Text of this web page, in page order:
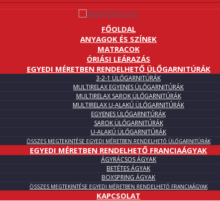
FŐOLDAL
ANYAGOK ÉS SZÍNEK
MATRACOK
ÓRIÁSI LEÁRAZÁS
EGYEDI MÉRETBEN RENDELHETŐ ÜLŐGARNITÚRÁK
3-2-1 ÜLŐGARNITÚRÁK
MULTIRELAX EGYENES ÜLŐGARNITÚRÁK
MULTIRELAX SAROK ÜLŐGARNITÚRÁK
MULTIRELAX U-ALAKÚ ÜLŐGARNITÚRÁK
EGYENES ÜLŐGARNITÚRÁK
SAROK ÜLŐGARNITÚRÁK
U-ALAKÚ ÜLŐGARNITÚRÁK
ÖSSZES MEGTEKINTÉSE EGYEDI MÉRETBEN RENDELHETŐ ÜLŐGARNITÚRÁK
EGYEDI MÉRETBEN RENDELHETŐ FRANCIAÁGYAK
ÁGYRÁCSOS ÁGYAK
BETÉTES ÁGYAK
BOXSPRING ÁGYAK
ÖSSZES MEGTEKINTÉSE EGYEDI MÉRETBEN RENDELHETŐ FRANCIAÁGYAK
KAPCSOLAT